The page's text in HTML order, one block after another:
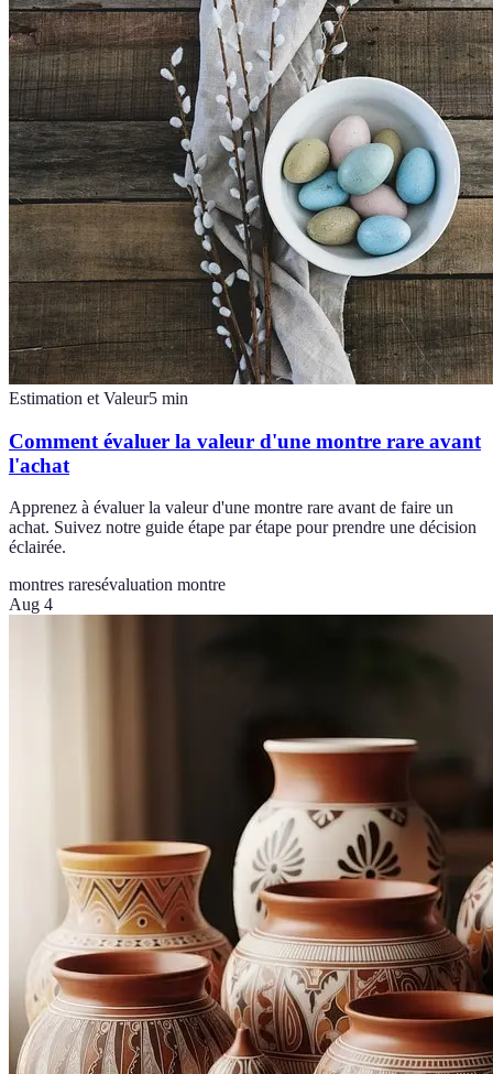
Estimation et Valeur5 min
Comment évaluer la valeur d'une montre rare avant
l'achat
Apprenez à évaluer la valeur d'une montre rare avant de faire un
achat. Suivez notre guide étape par étape pour prendre une décision
éclairée.
montres raresévaluation montre
Aug 4